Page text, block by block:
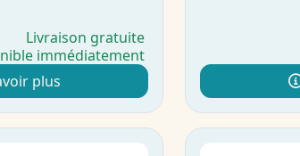
Livraison gratuite
immédiatement
plus